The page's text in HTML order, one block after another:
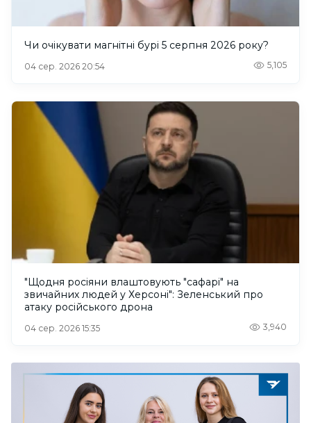
Чи очікувати магнітні бурі 5 серпня 2026 року?
04 сер. 2026 20:54 5,105
"Щодня росіяни влаштовують "сафарі" на
звичайних людей у Херсоні": Зеленський про
атаку російського дрона
04 сер. 2026 15:35 3,940